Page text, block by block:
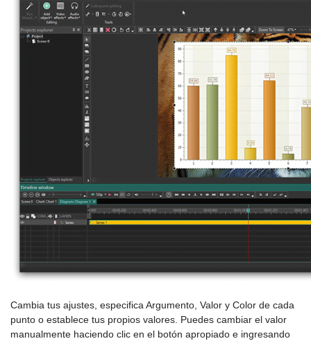
Cambia tus ajustes, especifica Argumento, Valor y Color de cada
punto o establece tus propios valores. Puedes cambiar el valor
manualmente haciendo clic en el botón apropiado e ingresando